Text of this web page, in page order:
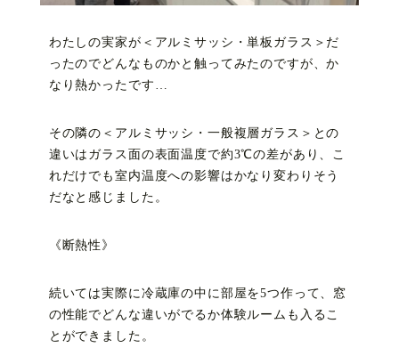
わたしの実家が＜アルミサッシ・単板ガラス＞だ
ったのでどんなものかと触ってみたのですが、か
なり熱かったです…
その隣の＜アルミサッシ・一般複層ガラス＞との
違いはガラス面の表面温度で約3℃の差があり、こ
れだけでも室内温度への影響はかなり変わりそう
だなと感じました。
《断熱性》
続いては実際に冷蔵庫の中に部屋を5つ作って、窓
の性能でどんな違いがでるか体験ルームも入るこ
とができました。